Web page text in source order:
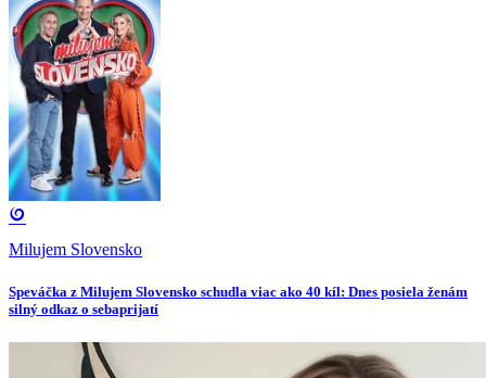
Milujem Slovensko
Speváčka z Milujem Slovensko schudla viac ako 40 kíl: Dnes posiela ženám
silný odkaz o sebaprijatí